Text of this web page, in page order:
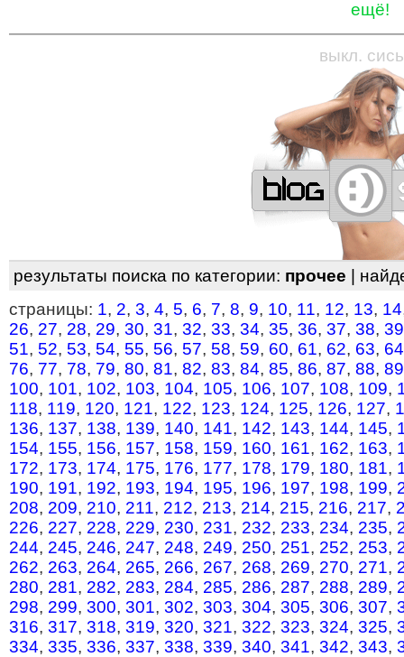
ещё!
—————————————————
выкл.
результаты поиска по категории: прочее |
страницы: 1, 2, 3, 4, 5, 6, 7, 8, 9, 10, 11, 12, 13, 14
26, 27, 28, 29, 30, 31, 32, 33, 34, 35, 36, 37, 38, 39
51, 52, 53, 54, 55, 56, 57, 58, 59, 60, 61, 62, 63, 64
76, 77, 78, 79, 80, 81, 82, 83, 84, 85, 86, 87, 88, 89
100, 101, 102, 103, 104, 105, 106, 107, 108, 109,
118, 119, 120, 121, 122, 123, 124, 125, 126, 127,
136, 137, 138, 139, 140, 141, 142, 143, 144, 145,
154, 155, 156, 157, 158, 159, 160, 161, 162, 163,
172, 173, 174, 175, 176, 177, 178, 179, 180, 181,
190, 191, 192, 193, 194, 195, 196, 197, 198, 199,
208, 209, 210, 211, 212, 213, 214, 215, 216, 217,
226, 227, 228, 229, 230, 231, 232, 233, 234, 235,
244, 245, 246, 247, 248, 249, 250, 251, 252, 253,
262, 263, 264, 265, 266, 267, 268, 269, 270, 271,
280, 281, 282, 283, 284, 285, 286, 287, 288, 289,
298, 299, 300, 301, 302, 303, 304, 305, 306, 307,
316, 317, 318, 319, 320, 321, 322, 323, 324, 325,
334, 335, 336, 337, 338, 339, 340, 341, 342, 343,